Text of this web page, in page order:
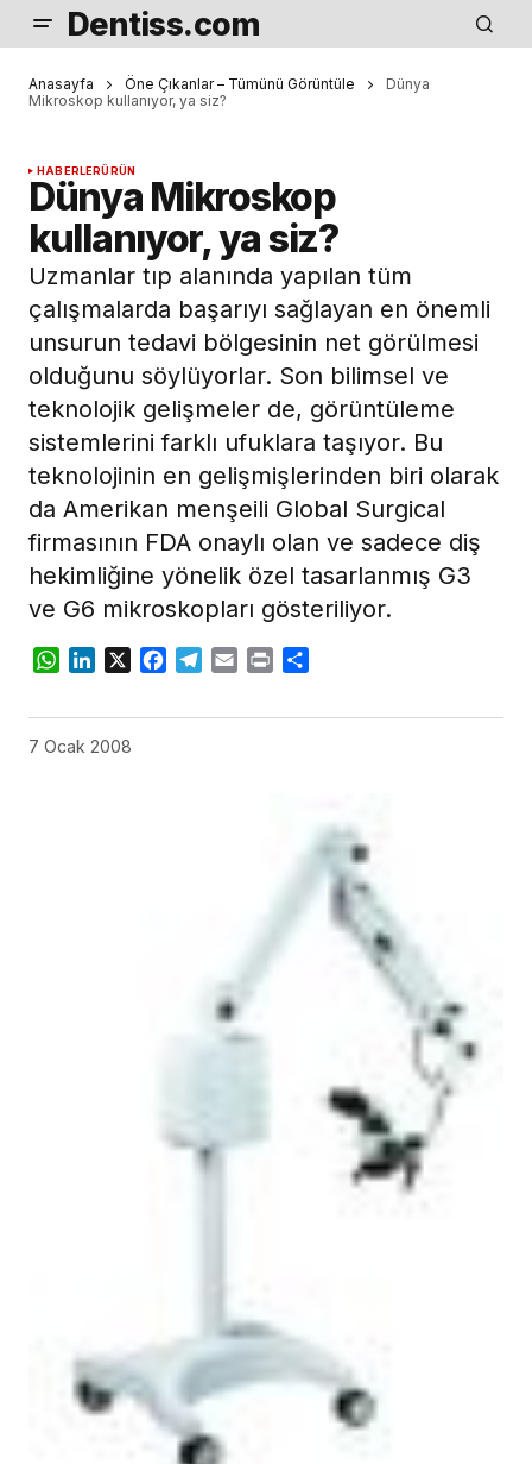
Dentiss.com
Anasayfa Öne Çıkanlar – Tümünü Görüntüle
Dünya
Mikroskop kullanıyor, ya siz?
HABERLERÜRÜN
Dünya Mikroskop
kullanıyor, ya siz?
Uzmanlar tıp alanında yapılan tüm
çalışmalarda başarıyı sağlayan en önemli
unsurun tedavi bölgesinin net görülmesi
olduğunu söylüyorlar. Son bilimsel ve
teknolojik gelişmeler de, görüntüleme
sistemlerini farklı ufuklara taşıyor. Bu
teknolojinin en gelişmişlerinden biri olarak
da Amerikan menşeili Global Surgical
firmasının FDA onaylı olan ve sadece diş
hekimliğine yönelik özel tasarlanmış G3
ve G6 mikroskopları gösteriliyor.
WhatsApp
LinkedIn
X Facebook
Telegram
Email Print
7 Ocak 2008